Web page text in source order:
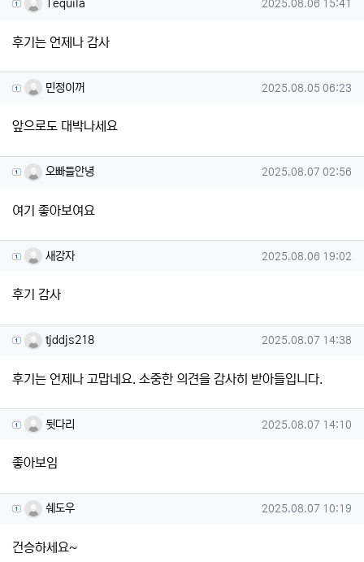
Tequila 2025.08.06 15:41
후기는 언제나 감사
민정이꺼님의 댓글
민정이꺼 작성일
2025.08.05 06:23
앞으로도 대박나세요
오빠들안녕님의 댓글
오빠들안녕 작성일
2025.08.07 02:56
여기 좋아보여요
새강자님의 댓글
새강자 작성일
2025.08.06 19:02
후기 감사
tjddjs218님의 댓글
tjddjs218 작성일
2025.08.07 14:38
후기는 언제나 고맙네요. 소중한 의견을 감사히 받아들입니다.
뒷다리님의 댓글
뒷다리 작성일
2025.08.07 14:10
좋아보임
쉐도우님의 댓글
쉐도우 작성일
2025.08.07 10:19
건승하세요~